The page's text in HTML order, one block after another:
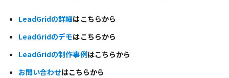
LeadGridの詳細はこちらから
LeadGridのデモはこちらから
LeadGridの制作事例はこちらから
お問い合わせはこちらから